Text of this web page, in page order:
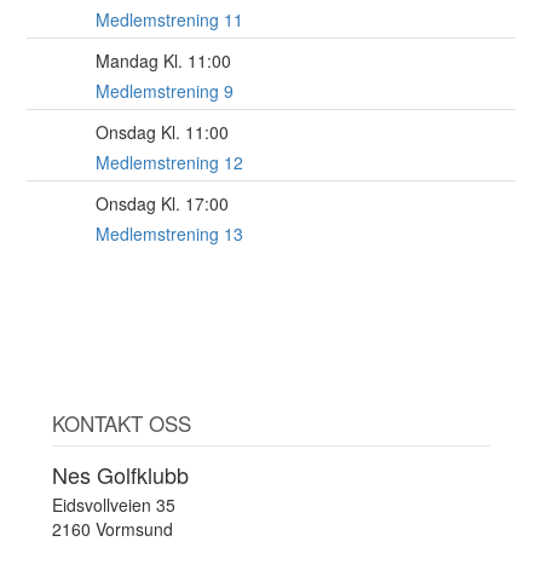
Medlemstrening 11
Mandag Kl. 11:00
Medlemstrening 9
Onsdag Kl. 11:00
Medlemstrening 12
Onsdag Kl. 17:00
Medlemstrening 13
KONTAKT OSS
Nes Golfklubb
Eidsvollveien 35
2160 Vormsund